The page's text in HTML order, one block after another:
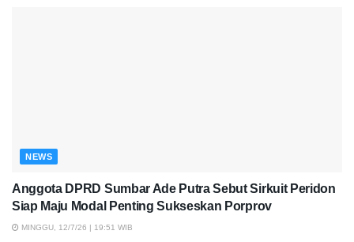
NEWS
Anggota DPRD Sumbar Ade Putra Sebut Sirkuit Peridon
Siap Maju Modal Penting Sukseskan Porprov
MINGGU, 12/7/26 | 19:51 WIB